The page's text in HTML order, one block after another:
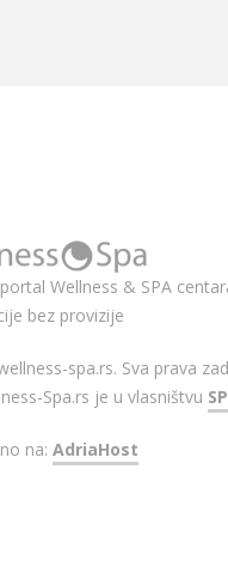
Wellness & SPA
bez provizije
spa.rs. Sva prava
Spa.rs je u vlasništvu
na: AdriaHost